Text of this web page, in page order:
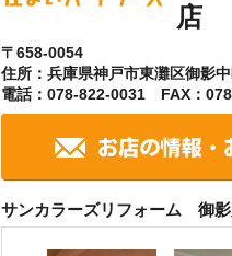
店
〒658-0054
住所：兵庫県神戸市東灘区御影
電話：078-822-0031 FAX：
サンカラーズリフォーム 御